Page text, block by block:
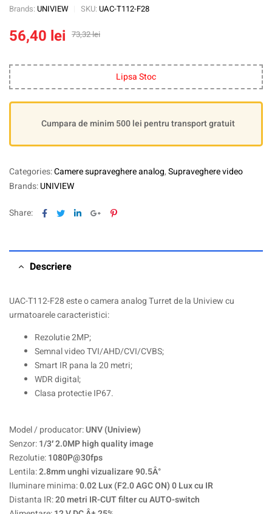
Brands: UNIVIEW SKU: UAC-T112-F28
73,32lei
56,40 lei
Lipsa Stoc
Cumpara de minim 500 lei pentru transport gratuit
Categories:Camere supraveghere analog,Supraveghere video
Brands:UNIVIEW
Share: Facebook
TwitterLinkedinGoogle+Pinterest
Descriere
UAC-T112-F28 este o camera analog Turret de la Uniview cu
urmatoarele caracteristici:
Rezolutie 2MP;
Semnal video TVI/AHD/CVI/CVBS;
Smart IR pana la 20 metri;
WDR digital;
Clasa protectie IP67.
Model / producator:UNV (Uniview)
Senzor:1/3′ 2.0MP high quality image
Rezolutie:1080P@30fps
Lentila:2.8mm unghi vizualizare 90.5Â°
Iluminare minima:0.02 Lux (F2.0 AGC ON) 0 Lux cu IR
Distanta IR:20 metri IR-CUT filter cu AUTO-switch